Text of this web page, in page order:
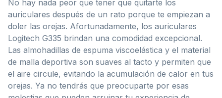
No hay nada peor que tener que quitarte los
auriculares después de un rato porque te empiezan a
doler las orejas. Afortunadamente, los auriculares
Logitech G335 brindan una comodidad excepcional.
Las almohadillas de espuma viscoelástica y el material
de malla deportiva son suaves al tacto y permiten que
el aire circule, evitando la acumulación de calor en tus
orejas. Ya no tendrás que preocuparte por esas